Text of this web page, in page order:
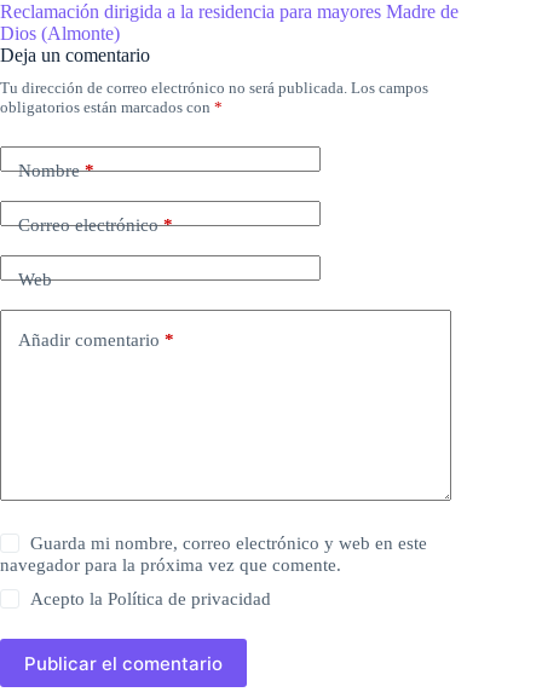
Reclamación dirigida a la residencia para mayores Madre de
Dios (Almonte)
Deja un comentario
Tu dirección de correo electrónico no será publicada. Los campos
obligatorios están marcados con *
Nombre*
Correo electrónico*
Web
Añadir comentario *
Guarda mi nombre, correo electrónico y web en este
navegador para la próxima vez que comente.
Acepto laPolítica de privacidad
Publicar el comentario